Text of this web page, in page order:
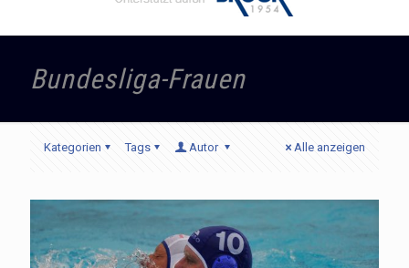
Bundesliga-Frauen
Kategorien Tags Autor Alle anzeigen